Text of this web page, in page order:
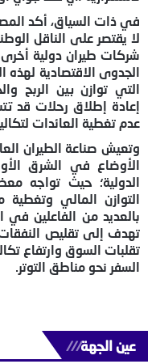
في ذات السياق، أكد
لا يقتصر على الناقل
شركات طيران دولية
الجدوى الاقتصادية لهذه
التي توازن بين الربح
إعادة إطلاق رحلات قد
عدم تغطية العائدات
وتعيش صناعة الطيران
الأوضاع في الشرق
الدولية؛ حيث تواجه
التوازن المالي
بالعديد من الفاعلين في
تهدف إلى تقليص
تقلبات السوق وارتفاع
السفر نحو مناطق التوتر.
عين الجهة///